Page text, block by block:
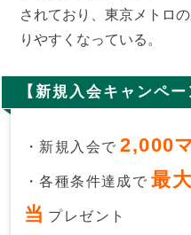
されており、東京メトロ
りやすくなっている。
【新規入会キャンペー
・新規入会で 2,000
・各種条件達成で 最
当 プレゼント